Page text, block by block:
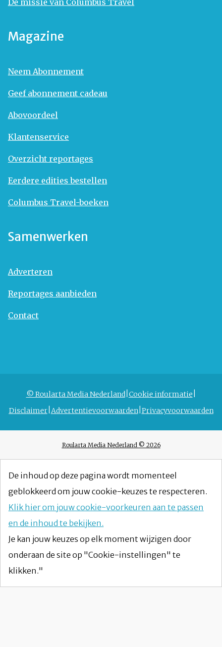
De missie van Columbus Travel
Magazine
Neem Abonnement
Geef abonnement cadeau
Abovoordeel
Klantenservice
Overzicht reportages
Eerdere edities bestellen
Columbus Travel-boeken
Samenwerken
Adverteren
Reportages aanbieden
Contact
© Roularta Media Nederland Cookie informatie
Disclaimer Advertentievoorwaarden Privacyvoorwaarden
Roularta Media Nederland © 2026
De inhoud op deze pagina wordt momenteel
geblokkeerd om jouw cookie-keuzes te respecteren.
Klik hier om jouw cookie-voorkeuren aan te passen
en de inhoud te bekijken.
Je kan jouw keuzes op elk moment wijzigen door
onderaan de site op "Cookie-instellingen" te
klikken."